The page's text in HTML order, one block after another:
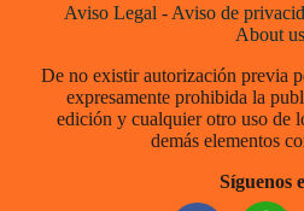
Aviso Legal - Aviso de
About us
De no existir autorización previa
expresamente prohibida la
edición y cualquier otro uso de
demás elementos
Síguenos